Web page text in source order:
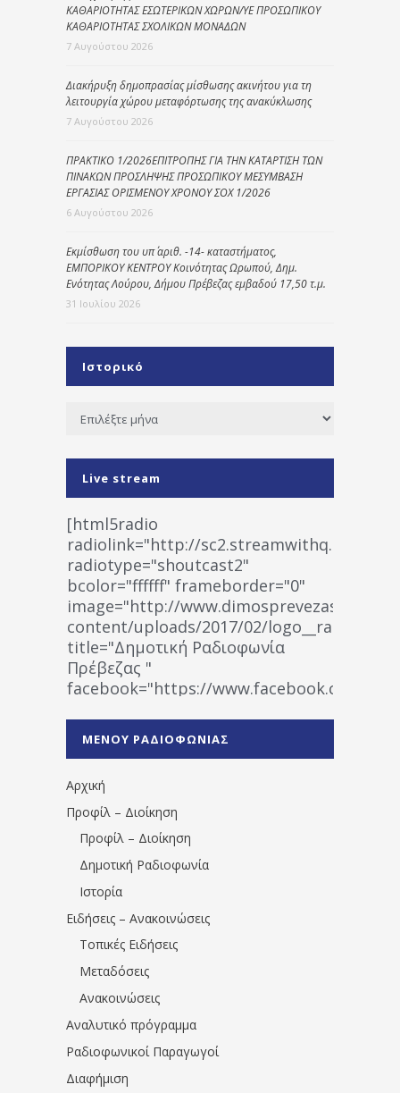
ΚΑΘΑΡΙΟΤΗΤΑΣ ΕΣΩΤΕΡΙΚΩΝ ΧΩΡΩΝ/ΥΕ ΠΡΟΣΩΠΙΚΟΥ
ΚΑΘΑΡΙΟΤΗΤΑΣ ΣΧΟΛΙΚΩΝ ΜΟΝΑΔΩΝ
7 Αυγούστου 2026
Διακήρυξη δημοπρασίας μίσθωσης ακινήτου για τη
λειτουργία χώρου μεταφόρτωσης της ανακύκλωσης
7 Αυγούστου 2026
ΠΡΑΚΤΙΚΟ 1/2026ΕΠΙΤΡΟΠΗΣ ΓΙΑ ΤΗΝ ΚΑΤΑΡΤΙΣΗ ΤΩΝ
ΠΙΝΑΚΩΝ ΠΡΟΣΛΗΨΗΣ ΠΡΟΣΩΠΙΚΟΥ ΜΕΣΥΜΒΑΣΗ
ΕΡΓΑΣΙΑΣ ΟΡΙΣΜΕΝΟΥ ΧΡΟΝΟΥ ΣΟΧ 1/2026
6 Αυγούστου 2026
Εκμίσθωση του υπ΄ αριθ. -14- καταστήματος,
ΕΜΠΟΡΙΚΟΥ ΚΕΝΤΡΟΥ Κοινότητας Ωρωπού, Δημ.
Ενότητας Λούρου, Δήμου Πρέβεζας εμβαδού 17,50 τ.μ.
31 Ιουλίου 2026
Ιστορικό
Ιστορικό
Live stream
[html5radio
radiolink="http://
radiotype="shoutcast2"
bcolor="ffffff" frameborder="0"
image="http://www.dimosprevezas.gr/wp-
content/uploads/2017/02/
title="Δημοτική Ραδιοφωνία
Πρέβεζας "
facebook="https://www.facebook.com/
1531194763766854/" artist="" ]
ΜΕΝΟΥ ΡΑΔΙΟΦΩΝΙΑΣ
Αρχική
Προφίλ – Διοίκηση
Προφίλ – Διοίκηση
Δημοτική Ραδιοφωνία
Ιστορία
Ειδήσεις – Ανακοινώσεις
Τοπικές Ειδήσεις
Μεταδόσεις
Ανακοινώσεις
Αναλυτικό πρόγραμμα
Ραδιοφωνικοί Παραγωγοί
Διαφήμιση